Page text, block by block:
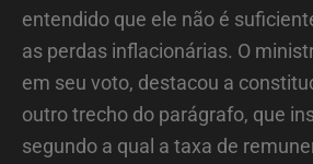
entendido que ele não é
as perdas inflacionárias. O
em seu voto, destacou a
outro trecho do parágrafo, que
segundo a qual a taxa de